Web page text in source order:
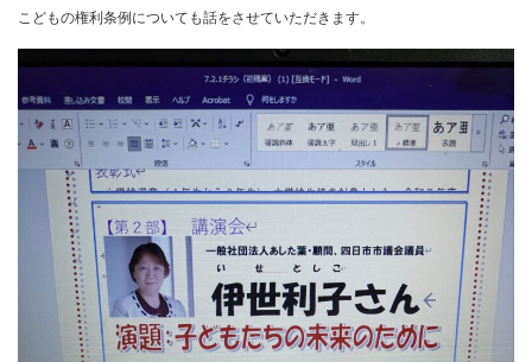
お問い合わせ
こどもの権利条例についても話をさせていただきます。